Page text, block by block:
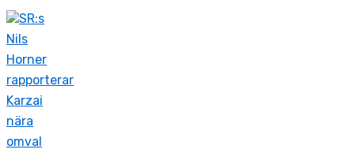
SR:s
Nils
Horner
rapporterar
Karzai
nära
omval